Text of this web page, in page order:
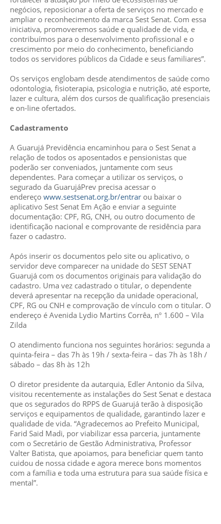
negócios, reposicionar a oferta de serviços no mercado e
ampliar o reconhecimento da marca Sest Senat. Com essa
iniciativa, promoveremos saúde e qualidade de vida, e
contribuímos para o desenvolvimento profissional e o
crescimento por meio do conhecimento, beneficiando
todos os servidores públicos da Cidade e seus familiares”.
Os serviços englobam desde atendimentos de saúde como
odontologia, fisioterapia, psicologia e nutrição, até esporte,
lazer e cultura, além dos cursos de qualificação presenciais
e on-line ofertados.
Cadastramento
A Guarujá Previdência encaminhou para o Sest Senat a
relação de todos os aposentados e pensionistas que
poderão ser conveniados, juntamente com seus
dependentes. Para começar a utilizar os serviços, o
segurado da GuarujáPrev precisa acessar o
endereço www.sestsenat.org.br/entrar ou baixar o
aplicativo Sest Senat Em Ação e enviar a seguinte
documentação: CPF, RG, CNH, ou outro documento de
identificação nacional e comprovante de residência para
fazer o cadastro.
Após inserir os documentos pelo site ou aplicativo, o
servidor deve comparecer na unidade do SEST SENAT
Guarujá com os documentos originais para validação do
cadastro. Uma vez cadastrado o titular, o dependente
deverá apresentar na recepção da unidade operacional,
CPF, RG ou CNH e comprovação de vínculo com o titular. O
endereço é Avenida Lydio Martins Corrêa, nº 1.600 – Vila
Zilda
O atendimento funciona nos seguintes horários: segunda a
quinta-feira – das 7h às 19h / sexta-feira – das 7h às 18h /
sábado – das 8h às 12h
O diretor presidente da autarquia, Edler Antonio da Silva,
visitou recentemente as instalações do Sest Senat e destaca
que os segurados do RPPS de Guarujá terão à disposição
serviços e equipamentos de qualidade, garantindo lazer e
qualidade de vida. “Agradecemos ao Prefeito Municipal,
Farid Said Madi, por viabilizar essa parceria, juntamente
com o Secretário de Gestão Administrativa, Professor
Valter Batista, que apoiamos, para beneficiar quem tanto
cuidou de nossa cidade e agora merece bons momentos
com a família e toda uma estrutura para sua saúde física e
mental”.